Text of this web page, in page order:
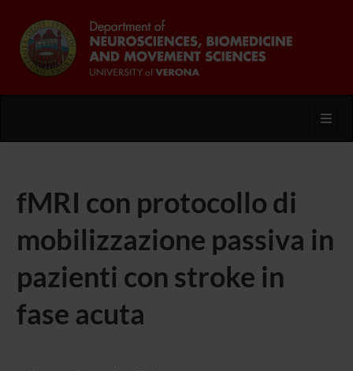
fMRI con protocollo di
mobilizzazione passiva in
pazienti con stroke in
fase acuta